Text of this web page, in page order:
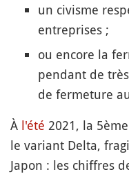
un civisme
entreprises ;
ou encore la
pendant de
de fermeture
À l'été 2021, la
le variant Delta,
Japon : les chiffres